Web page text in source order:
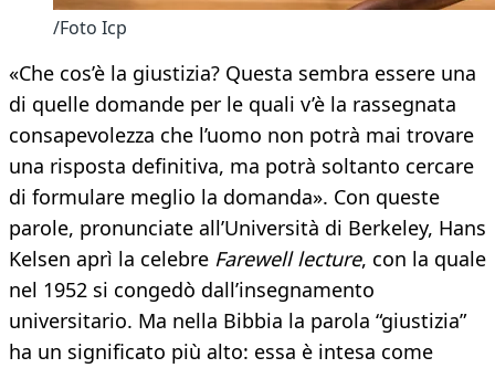
/Foto Icp
«Che cos’è la giustizia? Questa sembra essere una
di quelle domande per le quali v’è la rassegnata
consapevolezza che l’uomo non potrà mai trovare
una risposta definitiva, ma potrà soltanto cercare
di formulare meglio la domanda». Con queste
parole, pronunciate all’Università di Berkeley, Hans
Kelsen aprì la celebre Farewell lecture, con la quale
nel 1952 si congedò dall’insegnamento
universitario. Ma nella Bibbia la parola “giustizia”
ha un significato più alto: essa è intesa come